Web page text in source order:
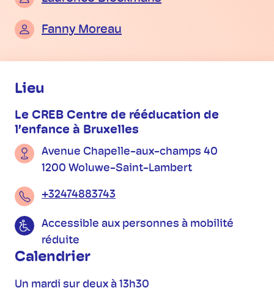
Fanny Moreau
Informations pratiques
Lieu
Le CREB Centre de rééducation de
l’enfance à Bruxelles
Avenue Chapelle-aux-champs 40
1200 Woluwe-Saint-Lambert
+32474883743
Accessible aux personnes à mobilité
réduite
Calendrier
Un mardi sur deux à 13h30